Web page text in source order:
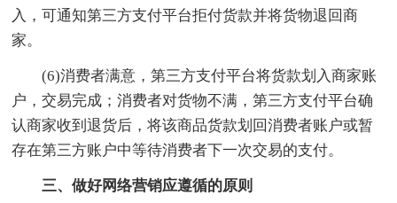
入，可通知第三方支付平台拒付货款并将货物退回商
家。
(6)消费者满意，第三方支付平台将货款划入商家账
户，交易完成；消费者对货物不满，第三方支付平台确
认商家收到退货后，将该商品货款划回消费者账户或暂
存在第三方账户中等待消费者下一次交易的支付。
三、做好网络营销应遵循的原则